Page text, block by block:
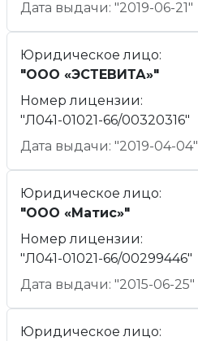
Дата выдачи: "2019-06-21"
Юридическое лицо:
"ООО «ЭСТЕВИТА»"
Номер лицензии:
"Л041-01021-66/00320316"
Дата выдачи: "2019-04-04"
Юридическое лицо:
"ООО «Матис»"
Номер лицензии:
"Л041-01021-66/00299446"
Дата выдачи: "2015-06-25"
Юридическое лицо: